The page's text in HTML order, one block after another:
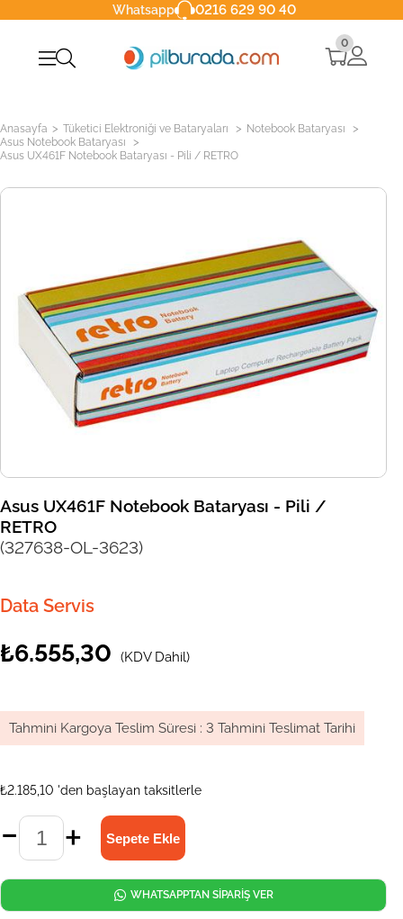
Whatsapp 0216 629 90 40
0
Anasayfa > Tüketici Elektroniği ve Bataryaları > Notebook Bataryası >
Asus Notebook Bataryası >
Asus UX461F Notebook Bataryası - Pili / RETRO
Asus UX461F Notebook Bataryası - Pili /
RETRO
(327638-OL-3623)
Data Servis
₺6.555,30 (KDV Dahil)
Tahmini Kargoya Teslim Süresi : 3 Tahmini Teslimat Tarihi
₺2.185,10 'den başlayan taksitlerle
WHATSAPPTAN SİPARİŞ VER